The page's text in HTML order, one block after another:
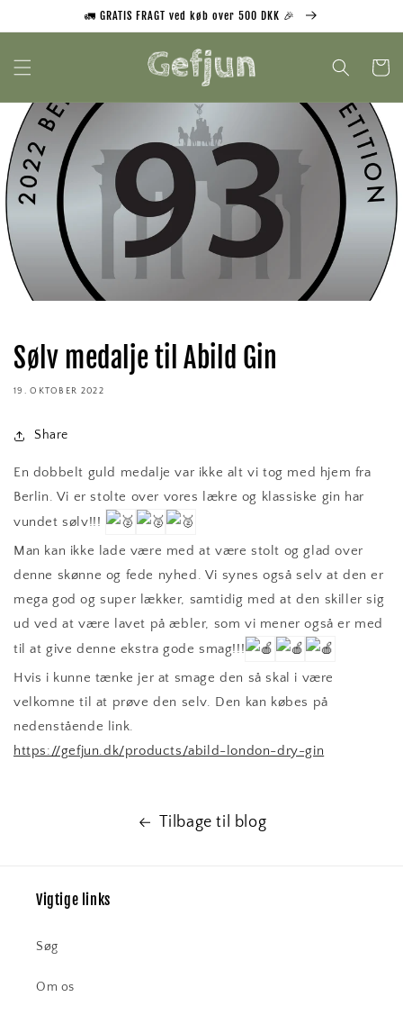
🚛 GRATIS FRAGT ved køb over 500 DKK 🎉
Sølv medalje til Abild Gin
19. OKTOBER 2022
Share
En dobbelt guld medalje var ikke alt vi tog med hjem fra
Berlin. Vi er stolte over vores lækre og klassiske gin har
vundet sølv!!!
Man kan ikke lade være med at være stolt og glad over
denne skønne og fede nyhed. Vi synes også selv at den er
mega god og super lækker, samtidig med at den skiller sig
ud ved at være lavet på æbler, som vi mener også er med
til at give denne ekstra gode smag!!!
Hvis i kunne tænke jer at smage den så skal i være
velkomne til at prøve den selv. Den kan købes på
nedenstående link.
https://gefjun.dk/products/abild-london-dry-gin
Tilbage til blog
Vigtige links
Søg
Om os